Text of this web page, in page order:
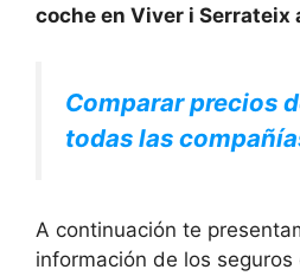
coche en Viver i Serrateix
Comparar precios
todas las
A continuación te
información de los seguros